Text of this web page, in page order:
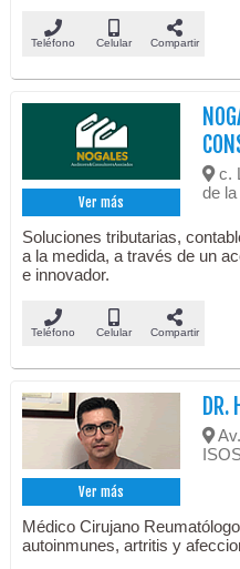
Teléfono Celular Compartir
Ver más
c.
de
Soluciones tributarias,
a la medida, a través de un
e innovador.
Teléfono Celular Compartir
Ver más
DR.
Médico Cirujano
autoinmunes, artritis y